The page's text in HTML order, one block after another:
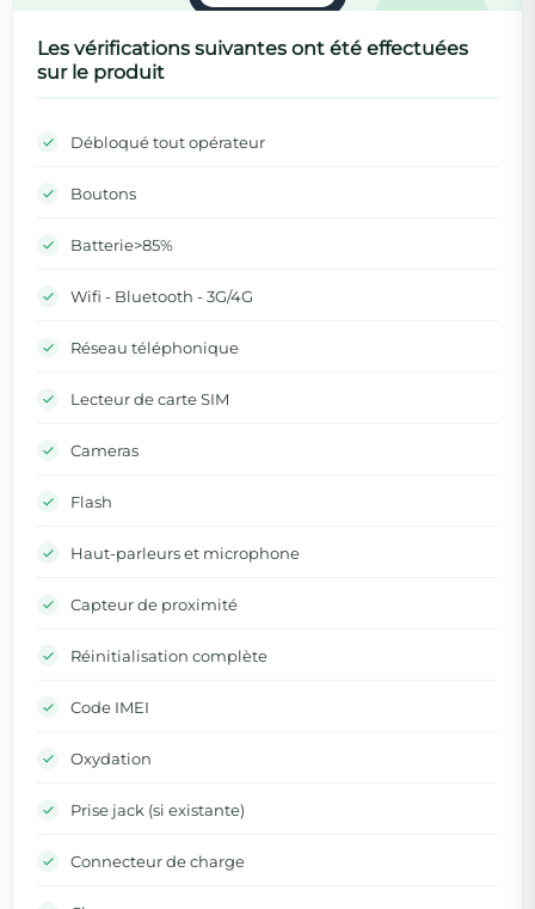
Les vérifications suivantes ont été effectuées
sur le produit
Débloqué tout opérateur
Boutons
Batterie>85%
Wifi - Bluetooth - 3G/4G
Réseau téléphonique
Lecteur de carte SIM
Cameras
Flash
Haut-parleurs et microphone
Capteur de proximité
Réinitialisation complète
Code IMEI
Oxydation
Prise jack (si existante)
Connecteur de charge